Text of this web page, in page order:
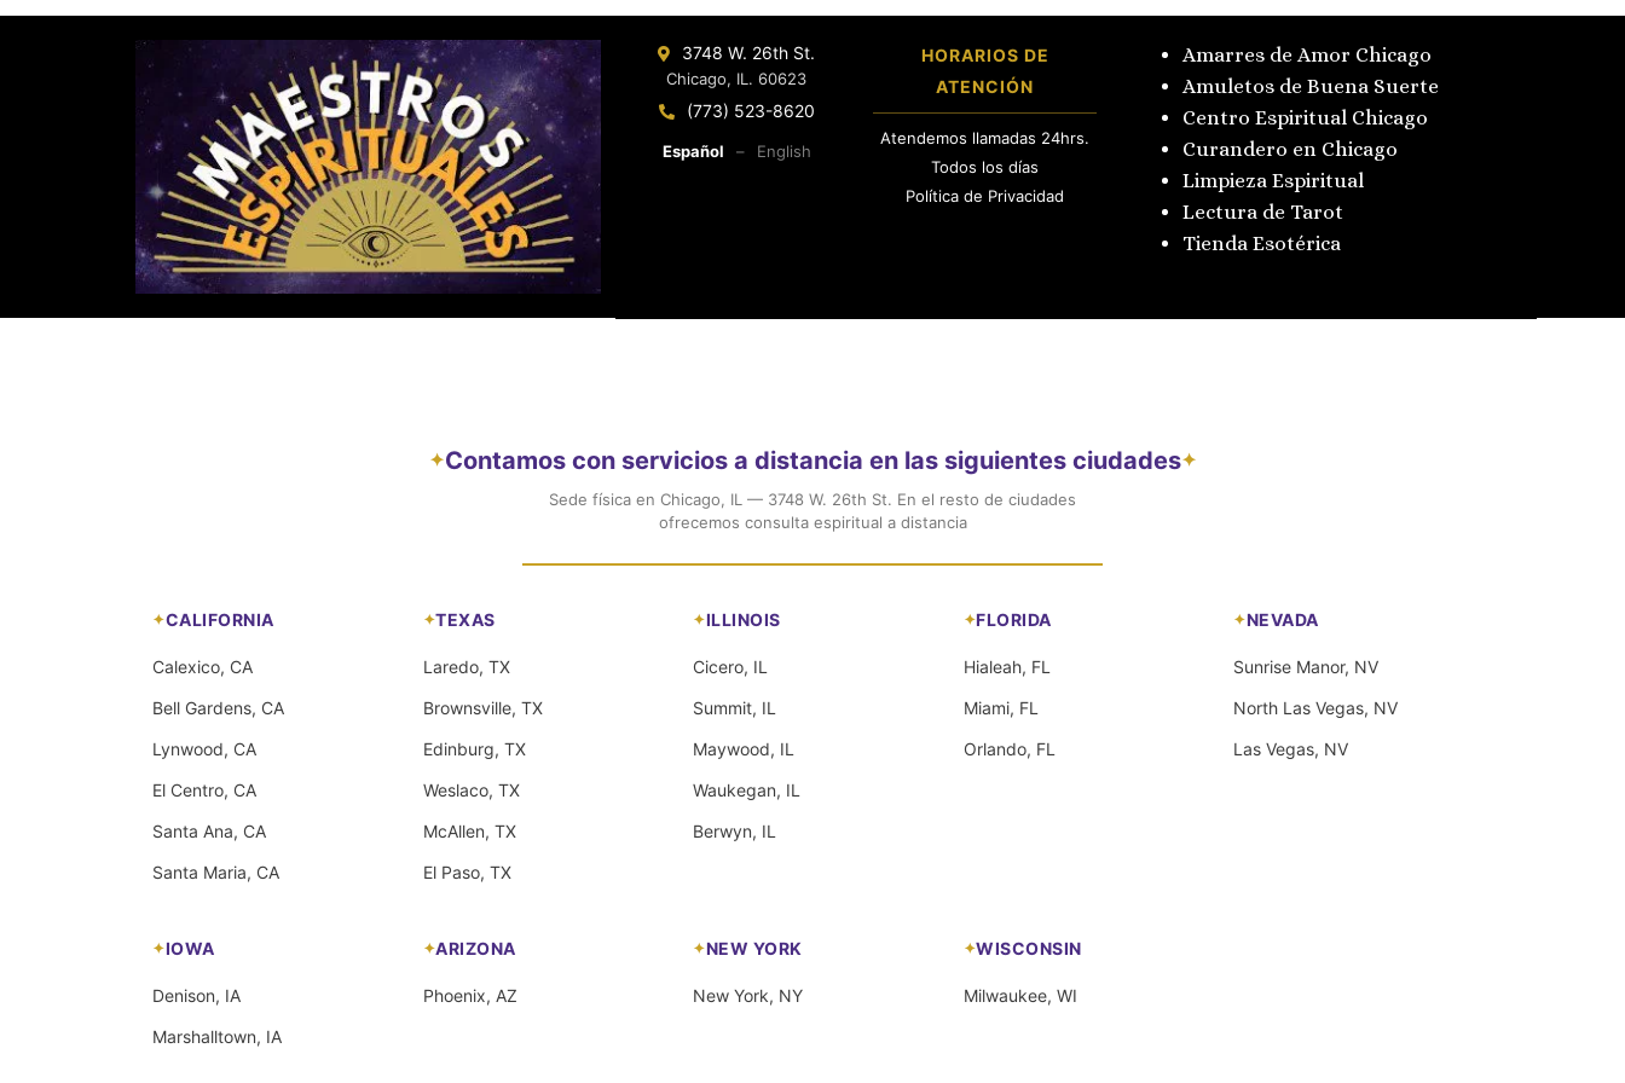
3748 W. 26th St.
Chicago, IL. 60623
(773) 523-8620
Español – English
HORARIOS DE
ATENCIÓN
Atendemos llamadas 24hrs.
Todos los días
Política de Privacidad
Amarres de Amor Chicago
Amuletos de Buena Suerte
Centro Espiritual Chicago
Curandero en Chicago
Limpieza Espiritual
Lectura de Tarot
Tienda Esotérica
✦Contamos con servicios a distancia en las siguientes ciudades✦
Sede física en Chicago, IL — 3748 W. 26th St. En el resto de ciudades
ofrecemos consulta espiritual a distancia
CALIFORNIA
Calexico, CA
Bell Gardens, CA
Lynwood, CA
El Centro, CA
Santa Ana, CA
Santa Maria, CA
TEXAS
Laredo, TX
Brownsville, TX
Edinburg, TX
Weslaco, TX
McAllen, TX
El Paso, TX
ILLINOIS
Cicero, IL
Summit, IL
Maywood, IL
Waukegan, IL
Berwyn, IL
FLORIDA
Hialeah, FL
Miami, FL
Orlando, FL
NEVADA
Sunrise Manor, NV
North Las Vegas, NV
Las Vegas, NV
IOWA
Denison, IA
Marshalltown, IA
ARIZONA
Phoenix, AZ
NEW YORK
New York, NY
WISCONSIN
Milwaukee, WI